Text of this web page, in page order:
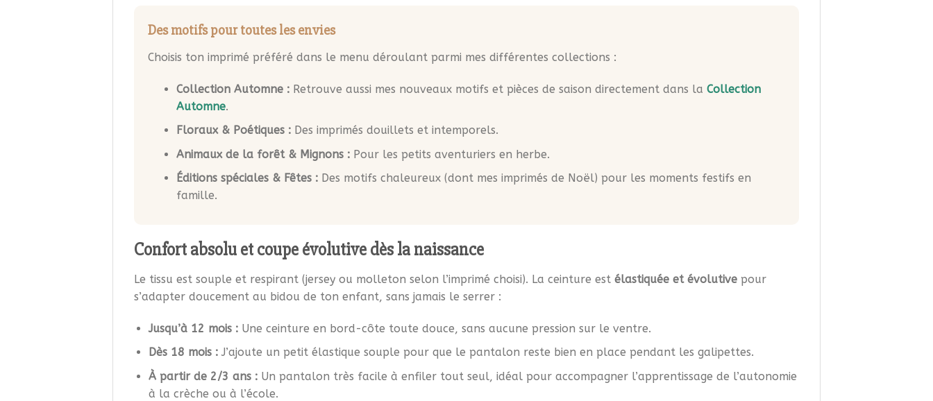
Des motifs pour toutes les envies
Choisis ton imprimé préféré dans le menu déroulant parmi mes différentes collections :
Collection Automne :Retrouve aussi mes nouveaux motifs et pièces de saison directement dans la Collection
Automne.
Floraux & Poétiques :Des imprimés douillets et intemporels.
Animaux de la forêt & Mignons :Pour les petits aventuriers en herbe.
Éditions spéciales & Fêtes :Des motifs chaleureux (dont mes imprimés de Noël) pour les moments festifs en
famille.
Confort absolu et coupe évolutive dès la naissance
Le tissu est souple et respirant (jersey ou molleton selon l’imprimé choisi). La ceinture est élastiquée et évolutive pour
s’adapter doucement au bidou de ton enfant, sans jamais le serrer :
Jusqu’à 12 mois :Une ceinture en bord-côte toute douce, sans aucune pression sur le ventre.
Dès 18 mois :J’ajoute un petit élastique souple pour que le pantalon reste bien en place pendant les galipettes.
À partir de 2/3 ans :Un pantalon très facile à enfiler tout seul, idéal pour accompagner l’apprentissage de l’autonomie
à la crèche ou à l’école.